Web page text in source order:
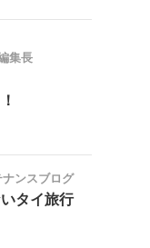
集長
ンスブログ
タイ旅行